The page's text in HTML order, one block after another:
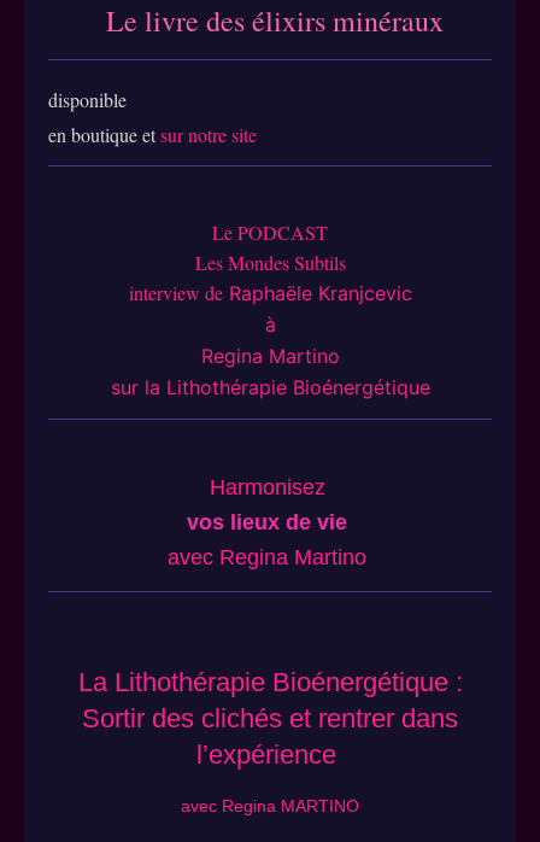
Le livre des élixirs minéraux
disponible
en boutique etsur notre site
Le PODCAST
Les Mondes Subtils
interview de Raphaële Kranjcevic
à
Regina Martino
sur la Lithothérapie Bioénergétique
Harmonisez
vos lieux de vie
avec Regina Martino
La Lithothérapie Bioénergétique :
Sortir des clichés et rentrer dans
l’expérience
avec Regina MARTINO